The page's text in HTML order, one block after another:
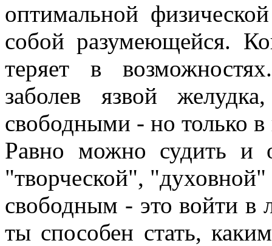
оптимальной
собой разумеющейся.
теряет в
заболев язвой
свободными - но только в
Равно можно судить и
"творческой",
свободным - это войти в
ты способен стать,